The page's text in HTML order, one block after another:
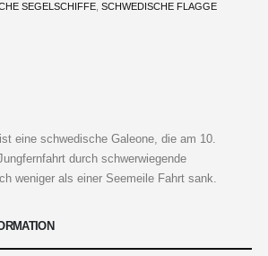
SEGELSCHIFFE, SCHWEDISCHE FLAGGE
eine schwedische Galeone, die am 10.
durch schwerwiegende
weniger als einer Seemeile Fahrt sank.